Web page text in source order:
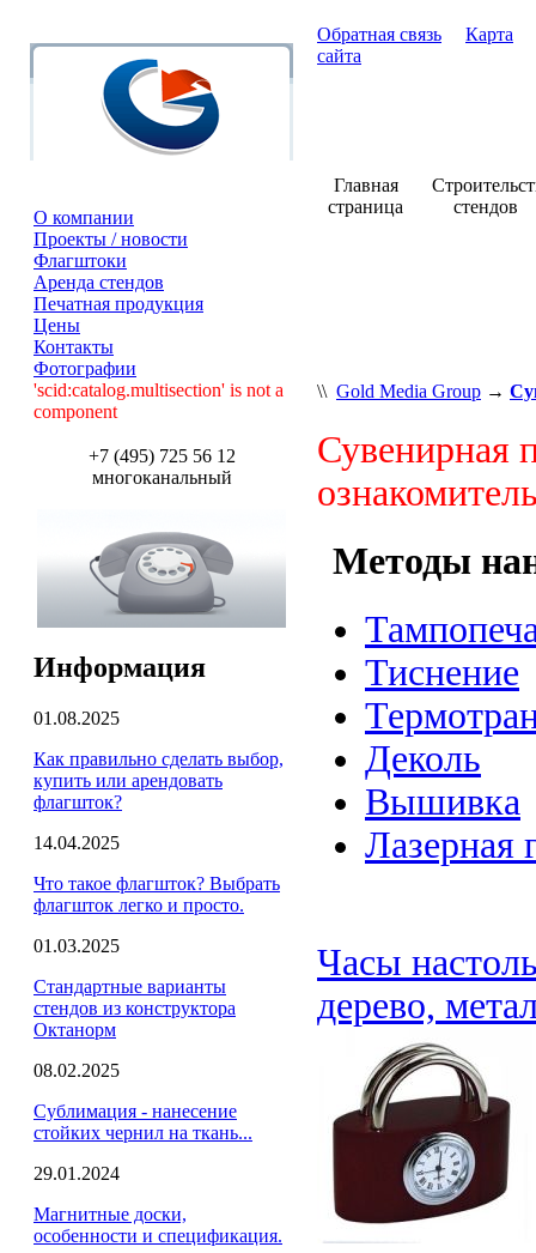
Главная
страница
стендов
О компании
Проекты / новости
Флагштоки
Аренда стендов
Печатная продукция
Цены
Контакты
Фотографии
'scid:catalog.multisection' is not a
component
+7 (495) 725 56 12
многоканальный
Информация
01.08.2025
Как правильно сделать выбор,
купить или арендовать
флагшток?
14.04.2025
Что такое флагшток? Выбрать
флагшток легко и просто.
01.03.2025
Стандартные варианты
стендов из конструктора
Октанорм
08.02.2025
Сублимация - нанесение
стойких чернил на ткань...
29.01.2024
Магнитные доски,
особенности и спецификация.
Обратная связь
Карта
сайта
\\ Gold Media Group →
Сувенирная
Методы
Тиснение
Деколь
Вышивка
Лазерная
Часы
дерево,